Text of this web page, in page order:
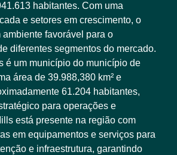
habitantes. Com uma
e setores em crescimento, o
ambiente favorável para o
diferentes segmentos do mercado.
é um município do município de
área de 39.988,380 km² e
61.204 habitantes,
para operações e
está presente na região com
em equipamentos e serviços para
e infraestrutura, garantindo